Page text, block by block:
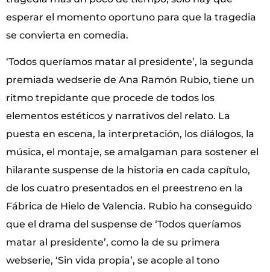
esperar el momento oportuno para que la tragedia
se convierta en comedia.
‘Todos queríamos matar al presidente’, la segunda
premiada wedserie de Ana Ramón Rubio, tiene un
ritmo trepidante que procede de todos los
elementos estéticos y narrativos del relato. La
puesta en escena, la interpretación, los diálogos, la
música, el montaje, se amalgaman para sostener el
hilarante suspense de la historia en cada capítulo,
de los cuatro presentados en el preestreno en la
Fábrica de Hielo de Valencia. Rubio ha conseguido
que el drama del suspense de ‘Todos queríamos
matar al presidente’, como la de su primera
webserie, ‘Sin vida propia’, se acople al tono